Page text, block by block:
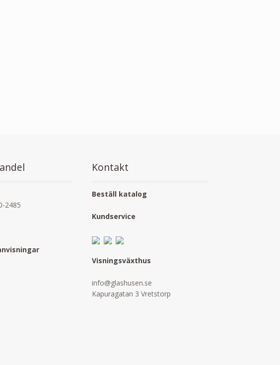
2485
Kontakt
Beställ katalog
Kundservice
Visningsväxthus
info@glashusen.se
Kapuragatan 3 Vretstorp